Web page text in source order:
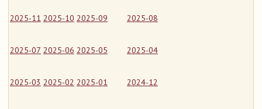
2025-11 2025-10 2025-09 2025-08
2025-07 2025-06 2025-05 2025-04
2025-03 2025-02 2025-01 2024-12